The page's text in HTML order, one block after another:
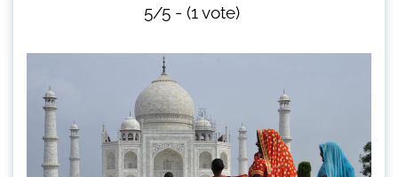
5/5 - (1 vote)